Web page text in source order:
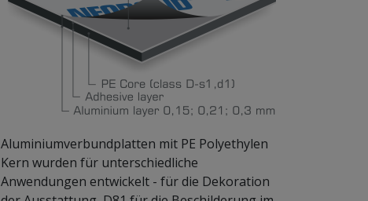
Aluminiumverbundplatten mit PE Polyethylen
Kern wurden für unterschiedliche
Anwendungen entwickelt - für die Dekoration